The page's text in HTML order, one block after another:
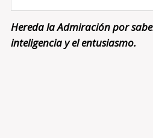
Hereda la Admiración por
inteligencia y el entusiasmo.